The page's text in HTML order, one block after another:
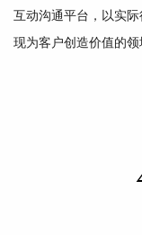
互动沟通平台，以实
现为客户创造价值的领